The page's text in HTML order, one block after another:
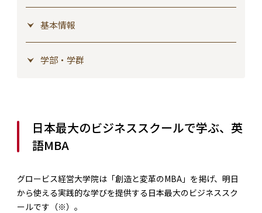
基本情報
学部・学群
日本最大のビジネススクールで学ぶ、英
語MBA
グロービス経営大学院は「創造と変革のMBA」を掲げ、明日
から使える実践的な学びを提供する日本最大のビジネススク
ールです（※）。